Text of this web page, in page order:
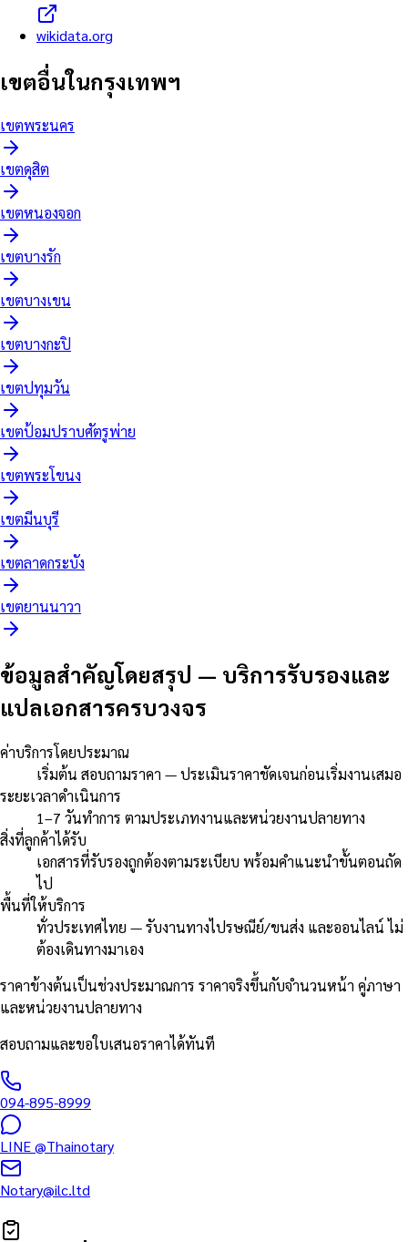
wikidata.org
เขตอื่นในกรุงเทพฯ
เขตพระนคร
เขตดุสิต
เขตหนองจอก
เขตบางรัก
เขตบางเขน
เขตบางกะปิ
เขตปทุมวัน
เขตป้อมปราบศัตรูพ่าย
เขตพระโขนง
เขตมีนบุรี
เขตลาดกระบัง
เขตยานนาวา
ข้อมูลสำคัญโดยสรุป — บริการรับรองและ
แปลเอกสารครบวงจร
ค่าบริการโดยประมาณ
เริ่มต้น สอบถามราคา — ประเมินราคาชัดเจนก่อนเริ่มงานเสมอ
ระยะเวลาดำเนินการ
1–7 วันทำการ ตามประเภทงานและหน่วยงานปลายทาง
สิ่งที่ลูกค้าได้รับ
เอกสารที่รับรองถูกต้องตามระเบียบ พร้อมคำแนะนำขั้นตอนถัด
ไป
พื้นที่ให้บริการ
ทั่วประเทศไทย — รับงานทางไปรษณีย์/ขนส่ง และออนไลน์ ไม่
ต้องเดินทางมาเอง
ราคาข้างต้นเป็นช่วงประมาณการ ราคาจริงขึ้นกับจำนวนหน้า คู่ภาษา
และหน่วยงานปลายทาง
สอบถามและขอใบเสนอราคาได้ทันที
094-895-8999
LINE@Thainotary
Notary@ilc.ltd